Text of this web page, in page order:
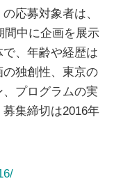
応募対象者は、
間中に企画を展示
、年齢や経歴は
独創性、東京の
プログラムの実
集締切は2016年